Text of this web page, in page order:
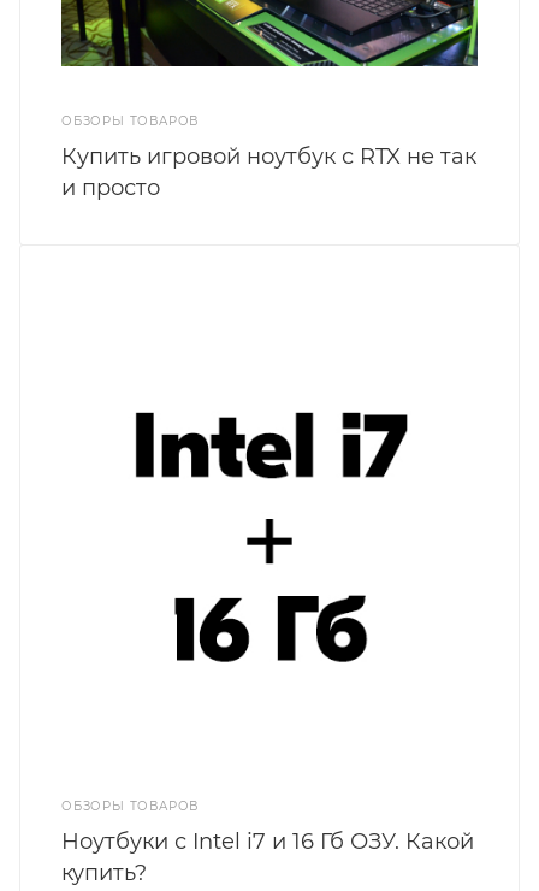
ОБЗОРЫ ТОВАРОВ
Купить игровой ноутбук с RTX не так
и просто
ОБЗОРЫ ТОВАРОВ
Ноутбуки с Intel i7 и 16 Гб ОЗУ. Какой
купить?